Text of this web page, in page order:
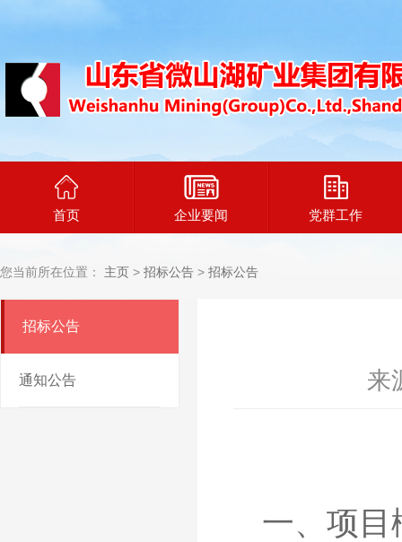
首页 企业要闻 党群工作
您当前所在位置： 主页 > 招标公告 > 招标公告
招标公告
通知公告 来
一、项目